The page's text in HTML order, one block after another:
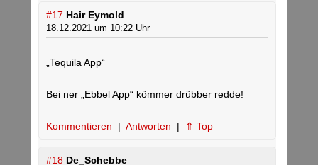
#17 Hair Eymold
18.12.2021 um 10:22 Uhr
„Tequila App“
Bei ner „Ebbel App“ kömmer drübber redde!
Kommentieren | Antworten | ⇑ Top
#18 De_Schebbe